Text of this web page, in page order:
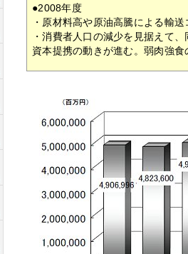
●2008年度
・原材料高や原油高騰による輸
・消費者人口の減少を見据えて
資本提携の動きが進む。弱肉強食